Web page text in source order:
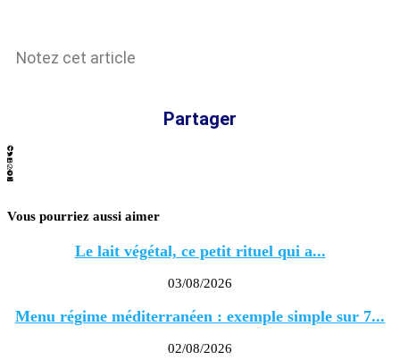
Notez cet article
Partager
Vous pourriez aussi aimer
Le lait végétal, ce petit rituel qui a...
03/08/2026
Menu régime méditerranéen : exemple simple sur 7...
02/08/2026